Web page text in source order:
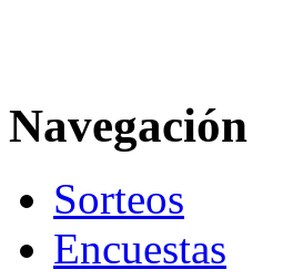
Navegación
Sorteos
Encuestas